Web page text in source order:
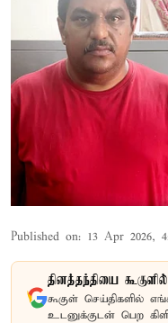
Published on: 13 Apr 2026,
தினத்தந்தியை
கூகுள் செய்திகளில்
உடனுக்குடன் பெற